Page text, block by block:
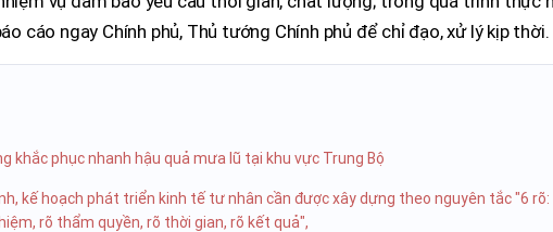
cáo ngay Chính phủ, Thủ tướng Chính phủ để chỉ đạo, xử lý kịp thời.
khắc phục nhanh hậu quả mưa lũ tại khu vực Trung Bộ
kế hoạch phát triển kinh tế tư nhân cần được xây dựng theo nguyên tắc "6 rõ:
rõ thẩm quyền, rõ thời gian, rõ kết quả",